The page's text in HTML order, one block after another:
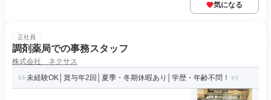
気になる
正社員
調剤薬局での事務スタッフ
株式会社 ネクサス
未経験OK│賞与年2回│夏季・冬期休暇あり│学歴・年齢不問！